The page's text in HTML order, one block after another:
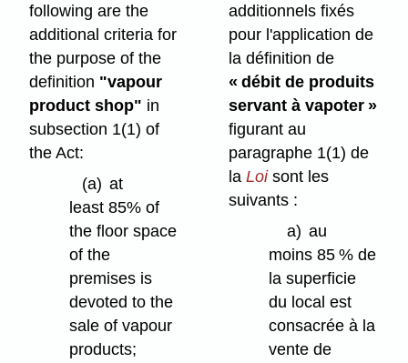
following are the
additional criteria for
the purpose of the
definition "vapour
product shop" in
subsection 1(1) of
the Act:
(a) at
least 85% of
the floor space
of the
premises is
devoted to the
sale of vapour
products;
additionnels fixés
pour l'application de
la définition de
« débit de produits
servant à vapoter »
figurant au
paragraphe 1(1) de
laLoisont les
suivants :
a) au
moins 85 % de
la superficie
du local est
consacrée à la
vente de